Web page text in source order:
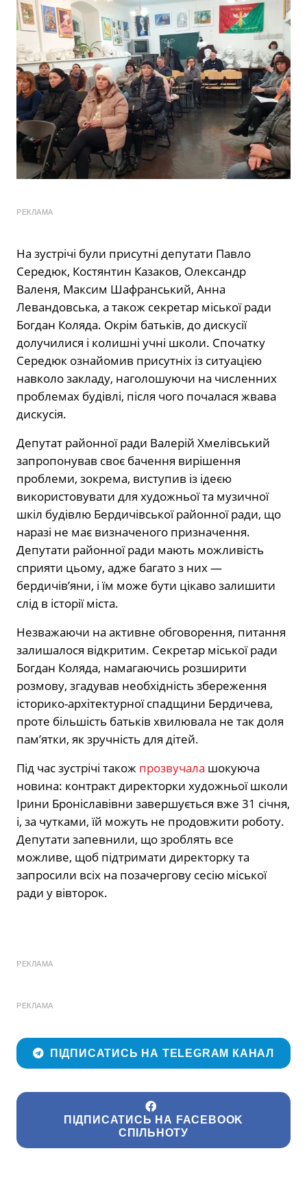
РЕКЛАМА
На зустрічі були присутні депутати Павло
Середюк, Костянтин Казаков, Олександр
Валеня, Максим Шафранський, Анна
Левандовська, а також секретар міської ради
Богдан Коляда. Окрім батьків, до дискусії
долучилися і колишні учні школи. Спочатку
Середюк ознайомив присутніх із ситуацією
навколо закладу, наголошуючи на численних
проблемах будівлі, після чого почалася жвава
дискусія.
Депутат районної ради Валерій Хмелівський
запропонував своє бачення вирішення
проблеми, зокрема, виступив із ідеєю
використовувати для художньої та музичної
шкіл будівлю Бердичівської районної ради, що
наразі не має визначеного призначення.
Депутати районної ради мають можливість
сприяти цьому, адже багато з них —
бердичів’яни, і їм може бути цікаво залишити
слід в історії міста.
Незважаючи на активне обговорення, питання
залишалося відкритим. Секретар міської ради
Богдан Коляда, намагаючись розширити
розмову, згадував необхідність збереження
історико-архітектурної спадщини Бердичева,
проте більшість батьків хвилювала не так доля
пам’ятки, як зручність для дітей.
Під час зустрічі також прозвучала шокуюча
новина: контракт директорки художньої школи
Ірини Броніславівни завершується вже 31 січня,
і, за чутками, їй можуть не продовжити роботу.
Депутати запевнили, що зроблять все
можливе, щоб підтримати директорку та
запросили всіх на позачергову сесію міської
ради у вівторок.
РЕКЛАМА
РЕКЛАМА
ПІДПИСАТИСЬ НА TELEGRAM КАНАЛ
ПІДПИСАТИСЬ НА FACEBOOK
СПІЛЬНОТУ